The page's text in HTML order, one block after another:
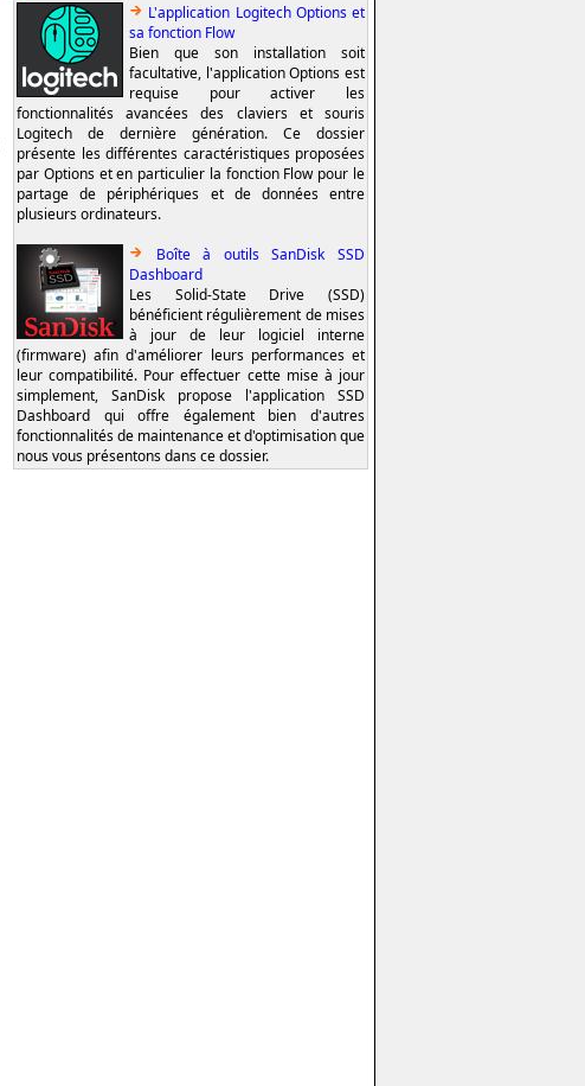
L'application Logitech Options et
sa fonction Flow
Bien que son installation soit
facultative, l'application Options est
requise pour activer les
fonctionnalités avancées des claviers et souris
Logitech de dernière génération. Ce dossier
présente les différentes caractéristiques proposées
par Options et en particulier la fonction Flow pour le
partage de périphériques et de données entre
plusieurs ordinateurs.
Boîte à outils SanDisk SSD
Dashboard
Les Solid-State Drive (SSD)
bénéficient régulièrement de mises
à jour de leur logiciel interne
(firmware) afin d'améliorer leurs performances et
leur compatibilité. Pour effectuer cette mise à jour
simplement, SanDisk propose l'application SSD
Dashboard qui offre également bien d'autres
fonctionnalités de maintenance et d'optimisation que
nous vous présentons dans ce dossier.